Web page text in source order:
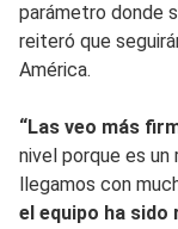
parámetro donde
reiteró que
América.
“Las veo más
nivel porque es un
llegamos con
el equipo ha sido